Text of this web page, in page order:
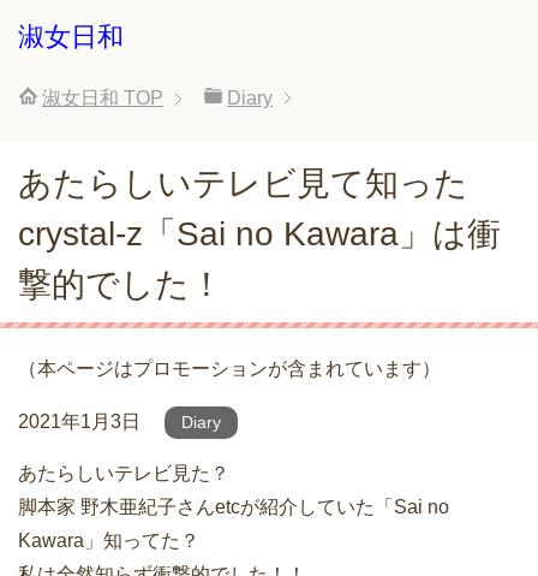
淑女日和
淑女日和 TOP Diary
あたらしいテレビ見て知った
crystal-z「Sai no Kawara」は衝
撃的でした！
（本ページはプロモーションが含まれています）
2021年1月3日 Diary
あたらしいテレビ見た？
脚本家 野木亜紀子さんetcが紹介していた「Sai no
Kawara」知ってた？